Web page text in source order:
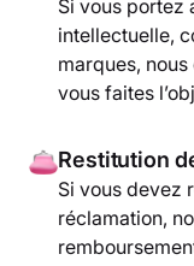
Si vous portez
intellectuelle,
marques,
vous faites
Restitution
Si vous devez
réclamation,